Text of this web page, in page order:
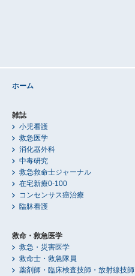
ホーム
雑誌
小児看護
救急医学
消化器外科
中毒研究
救急救命士ジャーナル
在宅新療0-100
コンセンサス癌治療
臨牀看護
救命・救急医学
救急・災害医学
救命士・救急隊員
薬剤師・臨床検査技師・放射線技師